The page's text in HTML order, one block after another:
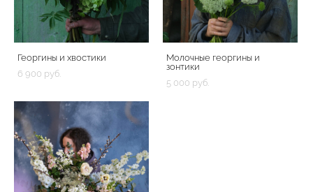
Георгины и хвостики
6 900 pуб.
Молочные георгины и
зонтики
5 000 pуб.